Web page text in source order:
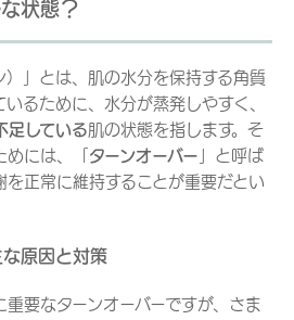
な状態？
）」とは、肌の水分を保持する角質
るために、水分が蒸発しやすく、
足している肌の状態を指します。そ
には、「 ターンオーバー 」と呼ば
を正常に維持することが重要だとい
原因と対策
要なターンオーバーですが、さま